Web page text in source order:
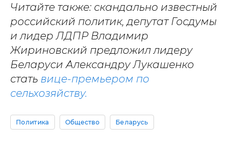
Читайте также: скандально известный
российский политик, депутат Госдумы
и лидер ЛДПР Владимир
Жириновский предложил лидеру
Беларуси Александру Лукашенко
стать вице-премьером по
сельхозяйству.
Политика Общество Беларусь